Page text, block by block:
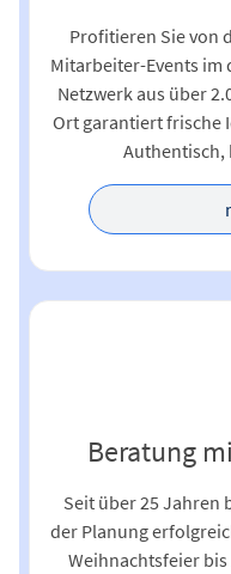
Profitieren Sie von
Mitarbeiter-Events im
Netzwerk aus über
Ort garantiert frische
Beratung
Seit über 25 Jahren
der Planung
Weihnachtsfeier